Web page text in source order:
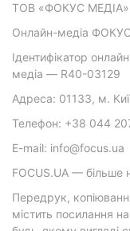
ТОВ «ФОКУС МЕДІА»
Онлайн-медіа
Ідентифікатор
медіа — R40-03129
Адреса: 01133, м.
Телефон: +38 044
E-mail: info@focus.ua
FOCUS.UA — більше
Передрук,
містить посилання